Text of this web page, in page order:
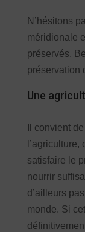
N’hésitons
méridionale
préservés,
préservation
Une
Il convient
satisfaire le
nourrir
d’ailleurs
monde. Si